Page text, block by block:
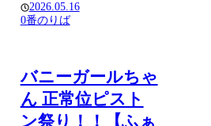
2026.05.16
0番のりば
バニーガールちゃ
ん 正常位ピスト
ン祭り！！【ふぁ